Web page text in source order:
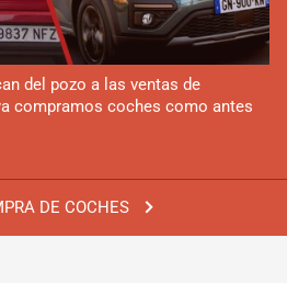
DE COCHES
del pozo a las ventas de
compramos coches como antes